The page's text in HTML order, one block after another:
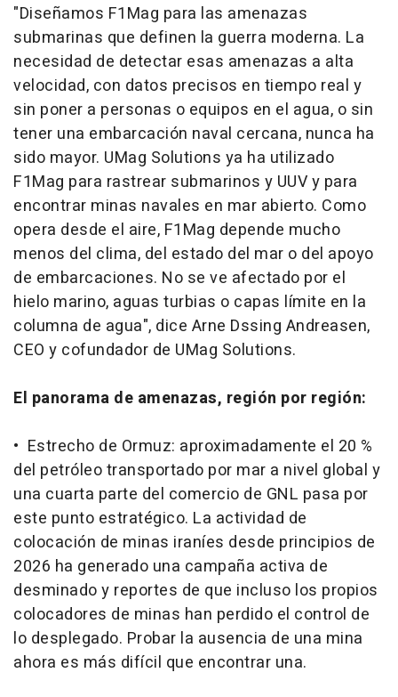
"Diseñamos F1Mag para las amenazas
submarinas que definen la guerra moderna. La
necesidad de detectar esas amenazas a alta
velocidad, con datos precisos en tiempo real y
sin poner a personas o equipos en el agua, o sin
tener una embarcación naval cercana, nunca ha
sido mayor. UMag Solutions ya ha utilizado
F1Mag para rastrear submarinos y UUV y para
encontrar minas navales en mar abierto. Como
opera desde el aire, F1Mag depende mucho
menos del clima, del estado del mar o del apoyo
de embarcaciones. No se ve afectado por el
hielo marino, aguas turbias o capas límite en la
columna de agua", dice Arne Dssing Andreasen,
CEO y cofundador de UMag Solutions.
El panorama de amenazas, región por región:
• Estrecho de Ormuz: aproximadamente el 20 %
del petróleo transportado por mar a nivel global y
una cuarta parte del comercio de GNL pasa por
este punto estratégico. La actividad de
colocación de minas iraníes desde principios de
2026 ha generado una campaña activa de
desminado y reportes de que incluso los propios
colocadores de minas han perdido el control de
lo desplegado. Probar la ausencia de una mina
ahora es más difícil que encontrar una.